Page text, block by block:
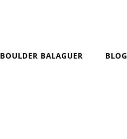
BOULDER BALAGUER BLOG